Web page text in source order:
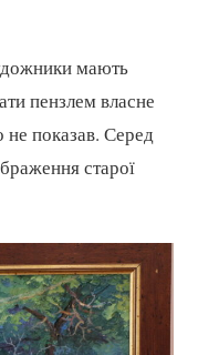
мають
пензлем власне
не показав. Серед
старої